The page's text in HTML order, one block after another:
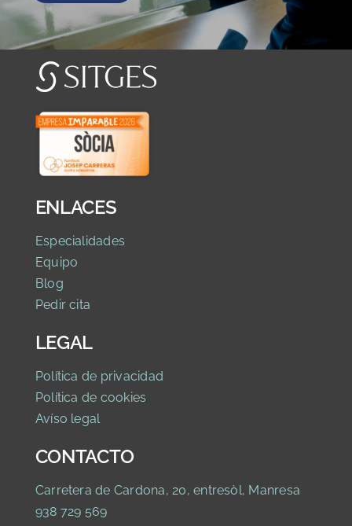
ENLACES
Especialidades
Equipo
Blog
Pedir cita
LEGAL
Política de privacidad
Política de cookies
Avíso legal
CONTACTO
Carretera de Cardona, 20, entresòl, Manresa
938 729 569